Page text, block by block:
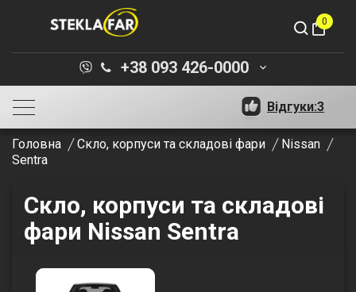
shopping_bag
0
+38 093 426-0000 keyboard_arrow_down
Відгуки:3
Головна Скло, корпуси та складові фари
Nissan
Sentra
Скло, корпуси та складові
фари Nissan Sentra